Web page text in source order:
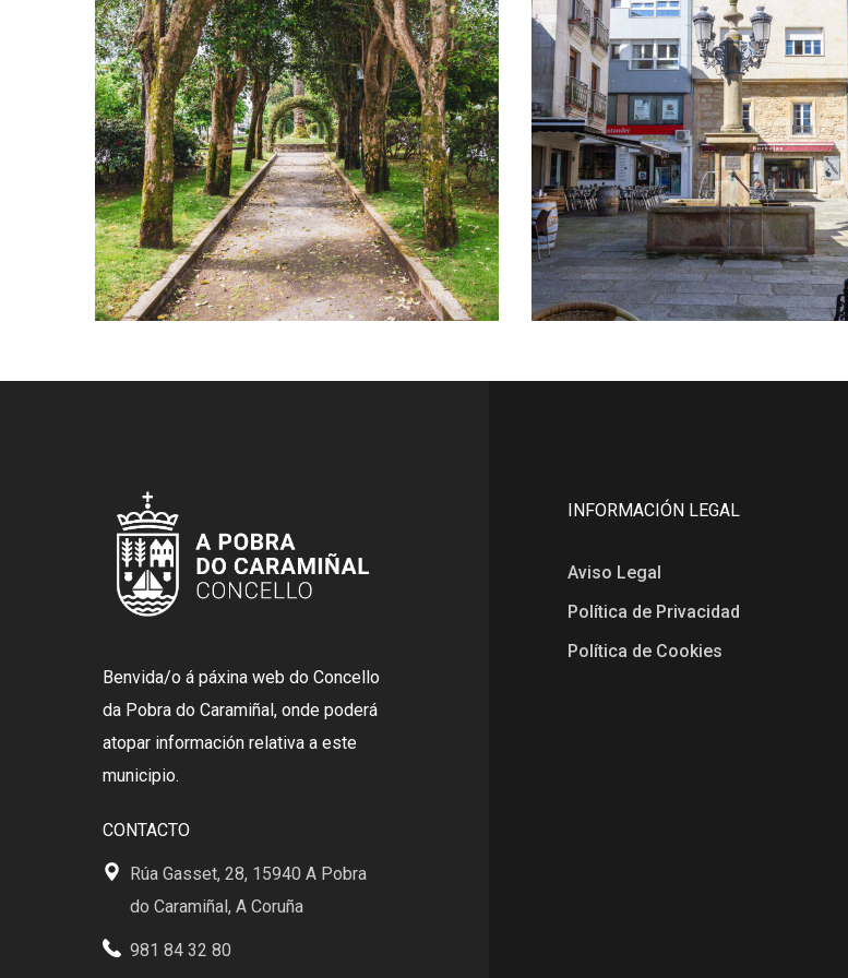
Benvida/o á páxina web do Concello
da Pobra do Caramiñal, onde poderá
atopar información relativa a este
municipio.
CONTACTO
Rúa Gasset, 28, 15940 A Pobra
do Caramiñal, A Coruña
981 84 32 80
INFORMACIÓN LEGAL
Aviso Legal
Política de Privacidad
Política de Cookies